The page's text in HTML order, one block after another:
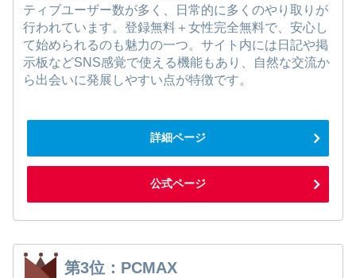
ティブユーザー数が多く、日常的に多くのやり取りが
行われています。登録無料＋女性完全無料で、安心し
て始められるのも魅力の一つ。サイト内には日記や掲
示板などSNS感覚で使える機能もあり、自然な交流か
ら出会いに発展しやすい点が特徴です。
詳細ページ
公式ページ
第3位：PCMAX